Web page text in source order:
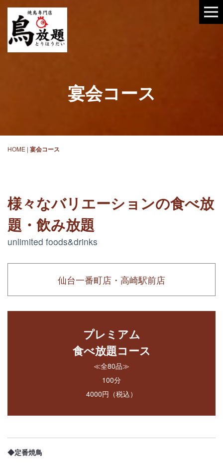
宴会コース
HOME | 宴会コース
様々なバリエーションの食べ放
題・飲み放題
unlimited foods&drinks
仙台一番町店・高崎駅前店
プレミアム
食べ放題コース
≪全80品≫
100分
4000円（税込）
◆定番焼鳥